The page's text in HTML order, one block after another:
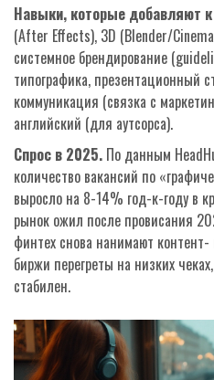
Навыки, которые добавляют
(After Effects), 3D (Blender/
системное брендирование
типографика, презентационный
коммуникация (связка с
английский (для аутсорса).
Спрос в 2025. По данным
количество вакансий по
выросло на 8-14% год-к-году в
рынок ожил после провисания
финтех снова нанимают
биржи перегреты на низких
стабилен.